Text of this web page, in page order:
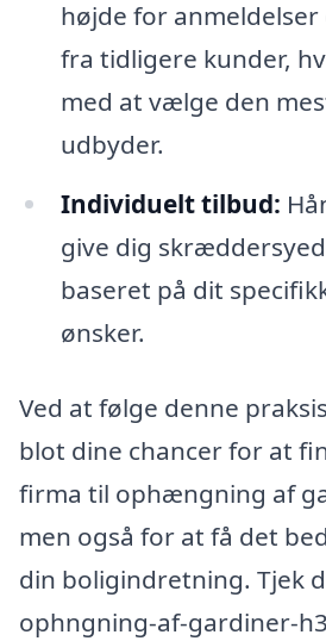
højde for
fra tidligere kunder,
med at vælge den
udbyder.
Individuelt tilbud:
give dig
baseret på dit
ønsker.
Ved at følge denne
blot dine chancer for at
firma til ophængning af
men også for at få det
din boligindretning. Tjek
ophngning-af-gardiner-